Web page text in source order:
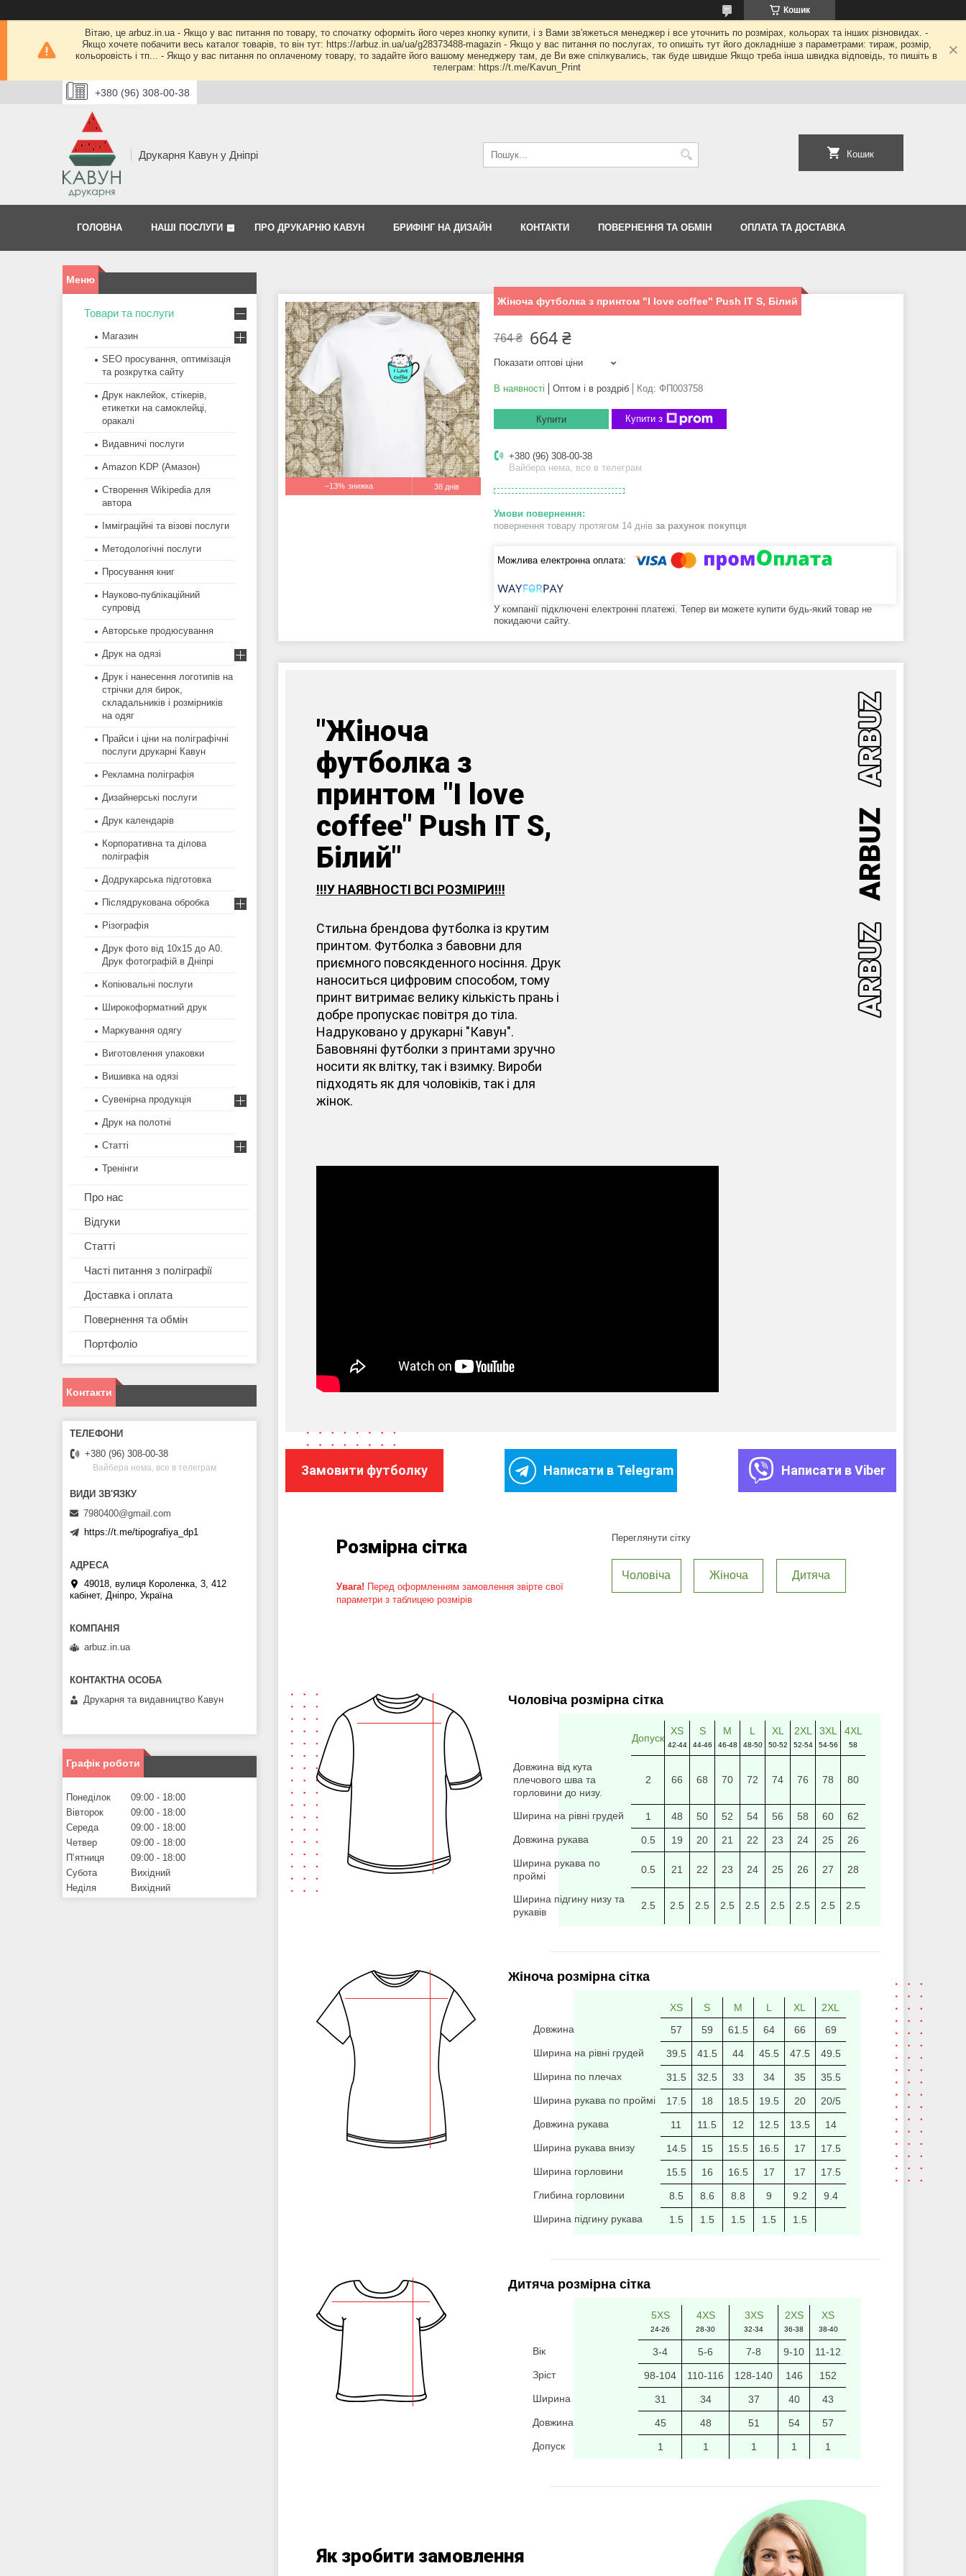
Кошик
Вітаю, це arbuz.in.ua - Якщо у вас питання по товару, то спочатку оформіть його через кнопку купити, і з Вами зв'яжеться менеджер і все уточнить по розмірах, кольорах та інших різновидах. -
Якщо хочете побачити весь каталог товарів, то він тут: https://arbuz.in.ua/ua/g28373488-magazin - Якщо у вас питання по послугах, то опишіть тут його докладніше з параметрами: тираж, розмір,
кольоровість і тп... - Якщо у вас питання по оплаченому товару, то задайте його вашому менеджеру там, де Ви вже спілкувались, так буде швидше Якщо треба інша швидка відповідь, то пишіть в
телеграм: https://t.me/Kavun_Print
+380 (96) 308-00-38
Друкарня Кавун у Дніпрі Кошик
ГОЛОВНА НАШІ ПОСЛУГИ ПРО ДРУКАРНЮ КАВУН БРИФІНГ НА ДИЗАЙН КОНТАКТИ ПОВЕРНЕННЯ ТА ОБМІН ОПЛАТА ТА ДОСТАВКА
–13% 38 днів
Жіноча футболка з принтом "I love coffee" Push IT S, Білий
764 ₴ 664 ₴
Показати оптові ціни
В наявності Оптом і в роздріб Код: ФП003758
Купити Купити з
+380 (96) 308-00-38
Вайбера нема, все в телеграм
повернення товару протягом 14 днів за рахунок покупця
У компанії підключені електронні платежі. Тепер ви можете купити будь-який товар не
покидаючи сайту.
"Жіноча
футболка з
принтом "I love
coffee" Push IT S,
Білий"
!!!У НАЯВНОСТІ ВСІ РОЗМІРИ!!!
Стильна брендова футболка із крутим
принтом. Футболка з бавовни для
приємного повсякденного носіння. Друк
наноситься цифровим способом, тому
принт витримає велику кількість прань і
добре пропускає повітря до тіла.
Надруковано у друкарні "Кавун".
Бавовняні футболки з принтами зручно
носити як влітку, так і взимку. Вироби
підходять як для чоловіків, так і для
жінок.
Замовити футболку Написати в Telegram Написати в Viber
Розмірна сітка
Увага! Перед оформленням замовлення звірте свої
параметри з таблицею розмірів
Переглянути сітку
Чоловіча Жіноча Дитяча
Чоловіча розмірна сітка
Допуск
XS
42-44
S
44-46
M
46-48
L
48-50
XL
50-52
2XL
52-54
3XL
54-56
4XL
58
Довжина від кута
плечового шва та
горловини до низу.
2 66 68 70 72 74 76 78 80
Ширина на рівні грудей 1 48 50 52 54 56 58 60
62
Довжина рукава
0.5 19 20 21 22 23 24 25
26
Ширина рукава по
проймі
0.5 21 22 23 24 25 26 27 28
Ширина підгину низу та
рукавів
2.5 2.5 2.5 2.5 2.5 2.5 2.5 2.5 2.5
Жіноча розмірна сітка
XS S M L XL
2XL
Довжина
57 59 61.5 64 66
69
Ширина на рівні грудей
39.5 41.5 44 45.5 47.5
49.5
Ширина по плечах
31.5 32.5 33 34 35
35.5
Ширина рукава по проймі
17.5 18 18.5 19.5 20
20/5
Довжина рукава
11 11.5 12 12.5 13.5
14
Ширина рукава внизу
14.5 15 15.5 16.5 17
17.5
Ширина горловини
15.5 16 16.5 17 17
17.5
Глибина горловини
8.5 8.6 8.8 9 9.2
9.4
Ширина підгину рукава
1.5 1.5 1.5 1.5 1.5
Дитяча розмірна сітка
5XS
24-26
4XS
28-30
3XS
32-34
2XS
36-38
XS
38-40
Вік 3-4 5-6 7-8 9-10
11-12
Зріст
98-104 110-116 128-140 146
152
Ширина
31 34 37 40
43
Довжина
45 48 51 54
57
Допуск
1 1 1 1 1
Як зробити замовлення
Товари та послуги
Магазин
SEO просування, оптимізація
та розкрутка сайту
Друк наклейок, стікерів,
етикетки на самоклейці,
оракалі
Видавничі послуги
Amazon KDP (Амазон)
Створення Wikipedia для
автора
Імміграційні та візові послуги
Методологічні послуги
Просування книг
Науково-публікаційний
супровід
Авторське продюсування
Друк на одязі
Друк і нанесення логотипів на
стрічки для бирок,
складальників і розмірників
на одяг
Прайси і ціни на поліграфічні
послуги друкарні Кавун
Рекламна поліграфія
Дизайнерські послуги
Друк календарів
Корпоративна та ділова
поліграфія
Додрукарська підготовка
Післядрукована обробка
Різографія
Друк фото від 10х15 до А0.
Друк фотографій в Дніпрі
Копіювальні послуги
Широкоформатний друк
Маркування одягу
Виготовлення упаковки
Вишивка на одязі
Сувенірна продукція
Друк на полотні
Статті
Тренінги
Про нас
Відгуки
Статті
Часті питання з поліграфії
Доставка і оплата
Повернення та обмін
Портфоліо
Контакти
+380 (96) 308-00-38
Вайбера нема, все в телеграм
7980400@gmail.com
https://t.me/tipografiya_dp1
49018, вулиця Короленка, 3, 412
кабінет, Дніпро, Україна
arbuz.in.ua
Друкарня та видавництво Кавун
Графік роботи
Понеділок 09:00
18:00
Вівторок
09:00
18:00
Середа
09:00
18:00
Четвер
09:00
18:00
Пʼятниця
09:00
18:00
Субота
Вихідний
Неділя
Вихідний